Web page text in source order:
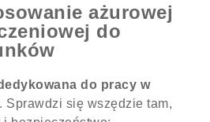
ażurowej
do
do pracy w
. Sprawdzi się wszędzie tam,